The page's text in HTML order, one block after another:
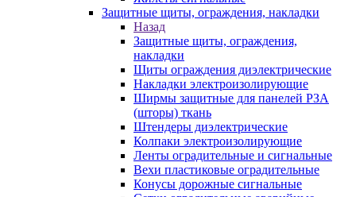
Защитные щиты, ограждения, накладки
Назад
Защитные щиты, ограждения,
накладки
Щиты ограждения диэлектрические
Накладки электроизолирующие
Ширмы защитные для панелей РЗА
(шторы) ткань
Штендеры диэлектрические
Колпаки электроизолирующие
Ленты оградительные и сигнальные
Вехи пластиковые оградительные
Конусы дорожные сигнальные